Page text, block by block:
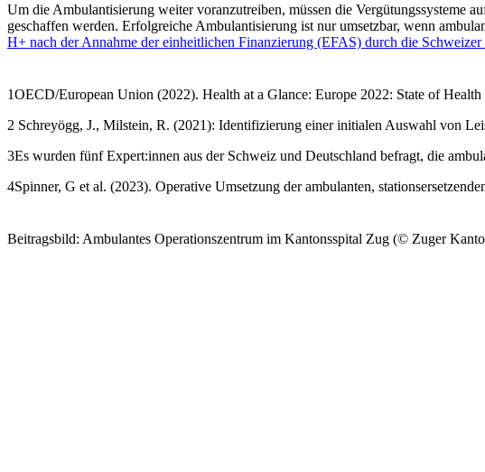
Um die Ambulantisierung weiter voranzutreiben, müssen die Vergütungssysteme
geschaffen werden. Erfolgreiche Ambulantisierung ist nur umsetzbar, wenn
H+ nach der Annahme der einheitlichen Finanzierung (EFAS) durch die
1OECD/European Union (2022). Health at a Glance: Europe 2022: State of
2 Schreyögg, J., Milstein, R. (2021): Identifizierung einer initialen Auswahl von
3Es wurden fünf Expert:innen aus der Schweiz und Deutschland befragt, die
4Spinner, G et al. (2023). Operative Umsetzung der ambulanten,
Beitragsbild: Ambulantes Operationszentrum im Kantonsspital Zug (© Zuger